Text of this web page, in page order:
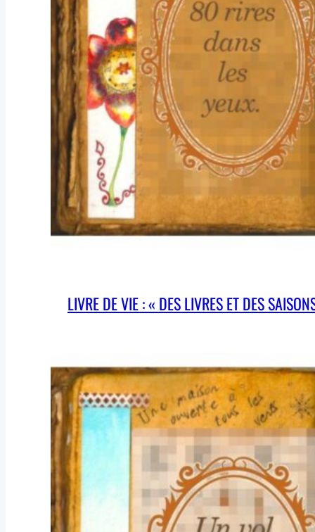
LIVRE DE VIE : « DES LIVRES ET DES